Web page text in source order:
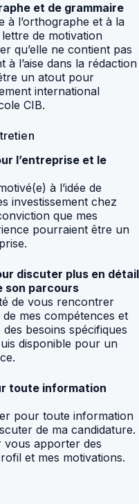
et de grammaire
à l’orthographe et à la
de motivation
qu’elle ne contient pas
à l’aise dans la rédaction
un atout pour
international
CIB.
l’entreprise et le
à l’idée de
investissement chez
que mes
pourraient être un
discuter plus en détail
son parcours
de vous rencontrer
mes compétences et
besoins spécifiques
disponible pour un
toute information
pour toute information
de ma candidature.
vous apporter des
et mes motivations.